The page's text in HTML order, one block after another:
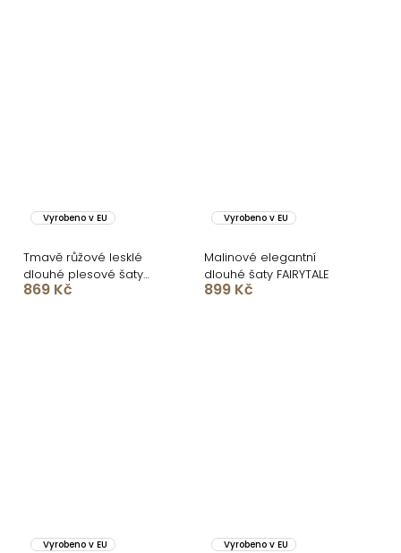
Vyrobeno v EU
Tmavě růžové lesklé
dlouhé plesové šaty
CHRYSANTHE
869 Kč
Vyrobeno v EU
Malinové elegantní
dlouhé šaty FAIRYTALE
899 Kč
Vyrobeno v EU Vyrobeno v EU